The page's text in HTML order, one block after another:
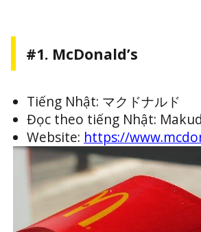
#1. McDonald’s
Tiếng Nhật: マクドナルド
Đọc theo tiếng Nhật:
Website: https://